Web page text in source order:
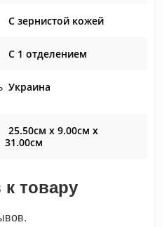
С зернистой кожей
С 1 отделением
Украина
25.50см x 9.00см x
31.00см
товару